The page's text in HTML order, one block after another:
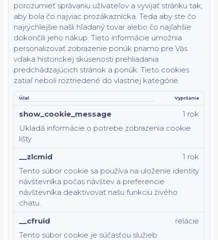
porozumieť správaniu užívateľov a vyvijať stránku tak,
aby bola čo najviac prozákaznícka. Teda aby ste čo
najrýchlejšie našli hľadaný tovar alebo čo najľahšie
dokončili jeho nákup. Tieto informácie umožnia
personalizovať zobrazenie ponúk priamo pre Vás
vďaka historickej skúsenosti prehliadania
predchádzajúcich stránok a ponúk. Tieto cookies
zatiaľ neboli roztriedené do vlastnej kategórie.
Účel Vypršanie
show_cookie_message
Ukladá informácie o potrebe zobrazenia cookie
lišty
1 rok
__zlcmid
Tento súbor cookie sa používa na uloženie identity
návštevníka počas návštev a preferencie
návštevníka deaktivovať našu funkciu živého
chatu.
1 rok
__cfruid
Tento súbor cookie je súčasťou služieb
relácie